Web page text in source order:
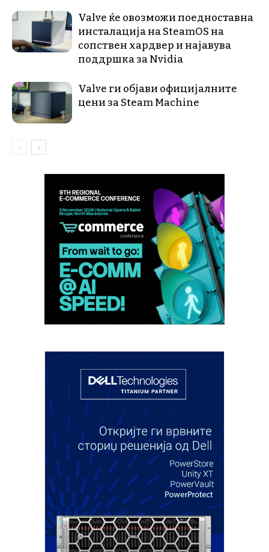
Valve ќе овозможи поедноставна
инсталација на SteamOS на
сопствен хардвер и најавува
поддршка за Nvidia
Valve ги објави официјалните
цени за Steam Machine